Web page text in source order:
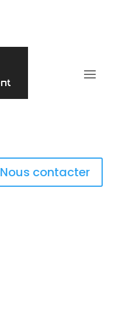
Nous contacter